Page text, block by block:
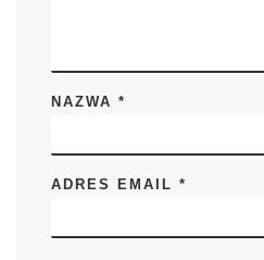
NAZWA*
ADRES EMAIL*